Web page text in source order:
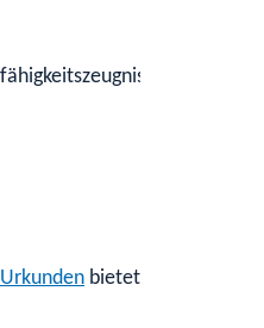
aus,
bietet das